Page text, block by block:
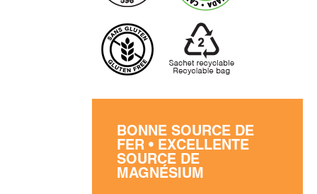
BONNE SOURCE DE
FER • EXCELLENTE
SOURCE DE
MAGNÉSIUM